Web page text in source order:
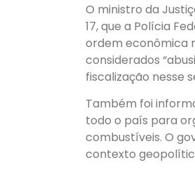
O ministro da
17, que a Polícia
ordem econômica
considerados
fiscalização nesse
Também foi
todo o país para
combustíveis. O
contexto